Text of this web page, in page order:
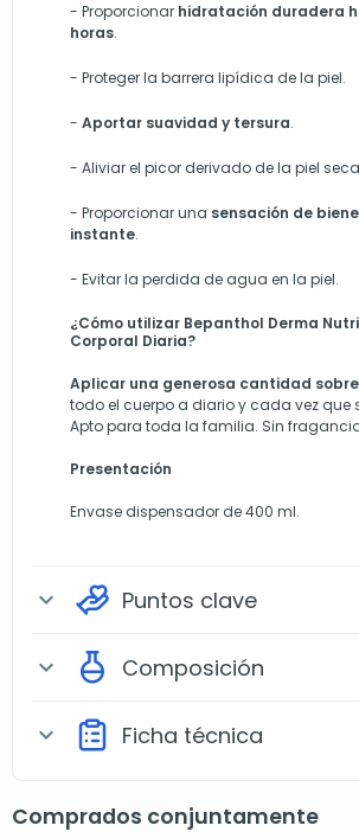
- Proporcionar hidratación duradera
horas.
- Proteger la barrera lipídica de la piel.
- Aportar suavidad y tersura.
- Aliviar el picor derivado de la piel
- Proporcionar una sensación de
instante.
- Evitarla perdida de agua en la piel.
¿Cómo utilizar Bepanthol Derma
Corporal Diaria?
Aplicar una generosa cantidad
todo el cuerpo a diario y cada vez que
Apto para toda la familia. Sin
Presentación
Envase dispensador de 400 ml.
expand_more Puntos clave
expand_more Composición
expand_more Ficha técnica
Comprados conjuntamente